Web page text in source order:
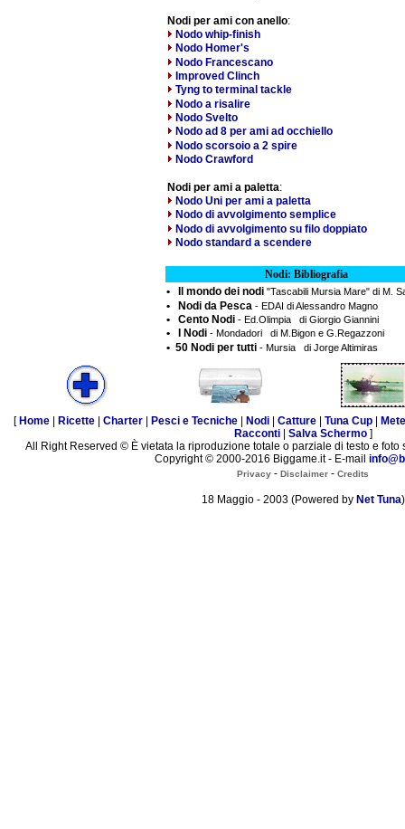
Nodi per ami con anello:
Nodo whip-finish
Nodo Homer's
Nodo Francescano
Improved Clinch
Tyng to terminal tackle
Nodo a risalire
Nodo Svelto
Nodo ad 8 per ami ad occhiello
Nodo scorsoio a 2 spire
Nodo Crawford
Nodi per ami a paletta:
Nodo Uni per ami a paletta
Nodo di avvolgimento semplice
Nodo di avvolgimento su filo doppiato
Nodo standard a scendere
Nodi: Bibliografia
• Il mondo dei nodi "Tascabili Mursia Mare" di M.
• Nodi da Pesca - EDAI di Alessandro Magno
• Cento Nodi - Ed.Olimpia di Giorgio Giannini
• I Nodi - Mondadori di M.Bigon e G.Regazzoni
• 50 Nodi per tutti - Mursia di Jorge Altimiras
[ Home Ricette Charter Pesci e Tecniche Nodi Catture Tuna Cup
Racconti| Salva Schermo]
All Right Reserved © È vietata la riproduzione totale o parziale di testo e foto
Copyright © 2000-2016 Biggame.it - E-mail
Privacy - Disclaimer - Credits
18 Maggio - 2003 (Powered by Net Tuna)